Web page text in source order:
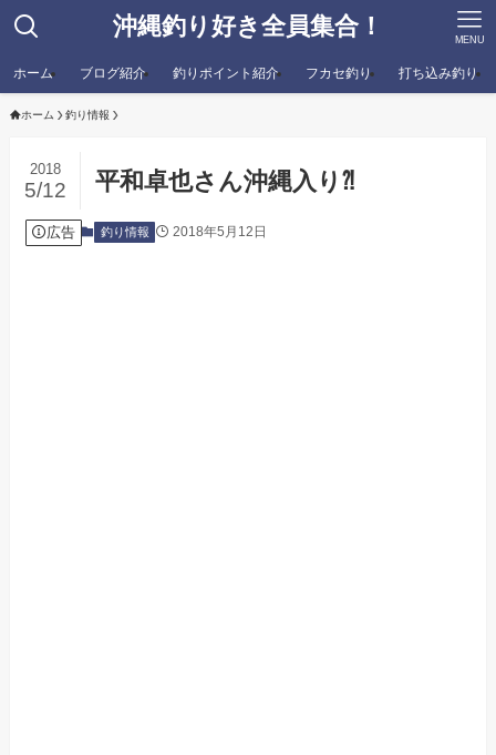
沖縄釣り好き全員集合！ MENU
ホーム ブログ紹介 釣りポイント紹介 フカセ釣り 打ち込み釣り
ホーム 釣り情報
平和卓也さん沖縄入り⁈
2018
5/12
広告 釣り情報 2018年5月12日